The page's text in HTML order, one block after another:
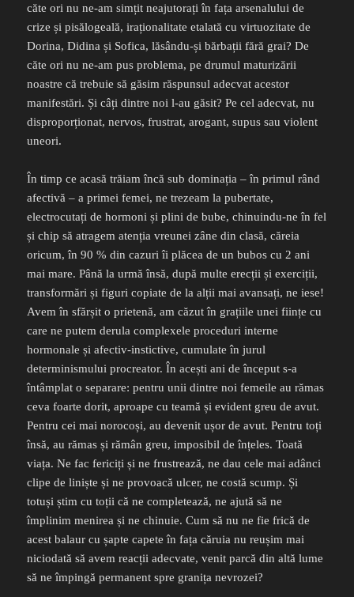
căte ori nu ne-am simțit neajutorați în fața arsenalului de
crize și pisălogeală, iraționalitate etalată cu virtuozitate de
Dorina, Didina și Sofica, lăsându-și bărbații fără grai? De
căte ori nu ne-am pus problema, pe drumul maturizării
noastre că trebuie să găsim răspunsul adecvat acestor
manifestări. Și câți dintre noi l-au găsit? Pe cel adecvat, nu
disproporționat, nervos, frustrat, arogant, supus sau violent
uneori.
În timp ce acasă trăiam încă sub dominația – în primul rând
afectivă – a primei femei, ne trezeam la pubertate,
electrocutați de hormoni și plini de bube, chinuindu-ne în fel
și chip să atragem atenția vreunei zâne din clasă, căreia
oricum, în 90 % din cazuri îi plăcea de un bubos cu 2 ani
mai mare. Până la urmă însă, după multe erecții și exerciții,
transformări și figuri copiate de la alții mai avansați, ne iese!
Avem în sfărșit o prietenă, am căzut în grațiile unei ființe cu
care ne putem derula complexele proceduri interne
hormonale și afectiv-instictive, cumulate în jurul
determinismului procreator. În acești ani de început s-a
întâmplat o separare: pentru unii dintre noi femeile au rămas
ceva foarte dorit, aproape cu teamă și evident greu de avut.
Pentru cei mai norocoși, au devenit ușor de avut. Pentru toți
însă, au rămas și rămân greu, imposibil de înțeles. Toată
viața. Ne fac fericiți și ne frustrează, ne dau cele mai adânci
clipe de liniște și ne provoacă ulcer, ne costă scump. Și
totuși știm cu toții că ne completează, ne ajută să ne
împlinim menirea și ne chinuie. Cum să nu ne fie frică de
acest balaur cu șapte capete în fața căruia nu reușim mai
niciodată să avem reacții adecvate, venit parcă din altă lume
să ne împingă permanent spre granița nevrozei?